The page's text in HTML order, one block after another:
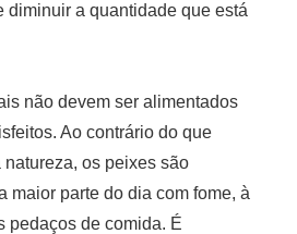
diminuir a quantidade que está
não devem ser alimentados
Ao contrário do que
os peixes são
maior parte do dia com fome, à
pedaços de comida. É